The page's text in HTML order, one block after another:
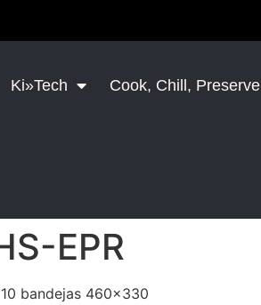
Ki»Tech Cook, Chill, Preserve
EPR
10 bandejas 460×330